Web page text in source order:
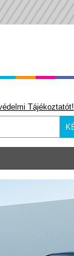
Tájékoztatót!